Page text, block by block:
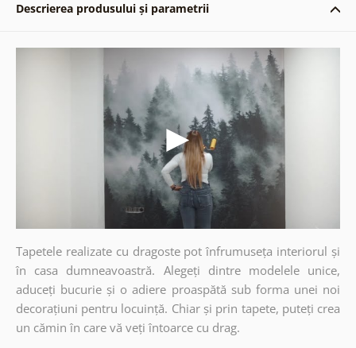
Descrierea produsului și parametrii
Tapetele realizate cu dragoste pot înfrumuseța interiorul și
în casa dumneavoastră. Alegeți dintre modelele unice,
aduceți bucurie și o adiere proaspătă sub forma unei noi
decorațiuni pentru locuință. Chiar și prin tapete, puteți crea
un cămin în care vă veți întoarce cu drag.